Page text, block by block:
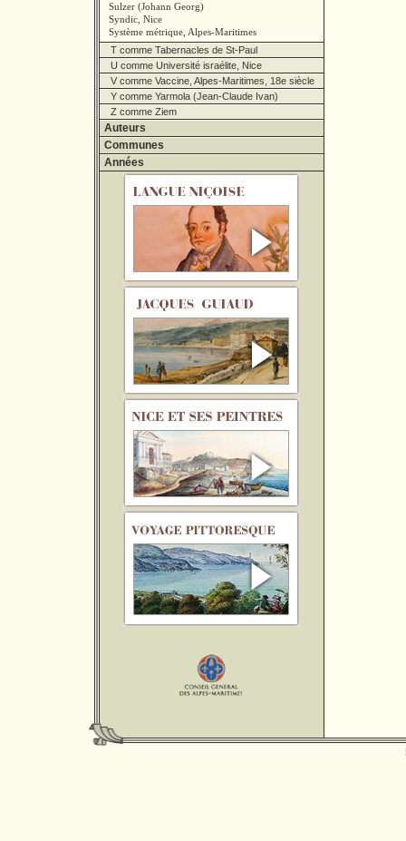
Sulzer (Johann Georg)
Syndic, Nice
Système métrique, Alpes-Maritimes
T comme Tabernacles de St-Paul
U comme Université israélite, Nice
V comme Vaccine, Alpes-Maritimes, 18e siècle
Y comme Yarmola (Jean-Claude Ivan)
Z comme Ziem
Auteurs
Communes
Années